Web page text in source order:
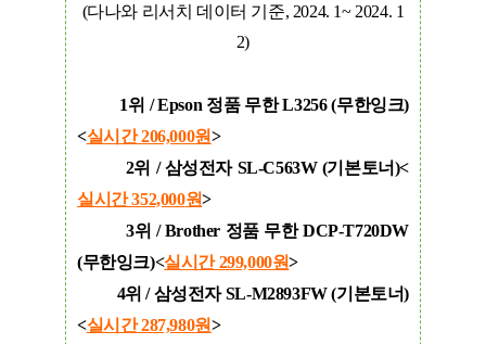
(다나와 리서치 데이터 기준, 2024. 1~ 2024. 1
2)
1위 / Epson 정품 무한 L3256 (무한잉크)
<실시간 206,000원>
2위 / 삼성전자 SL-C563W (기본토너)<
실시간 352,000원>
3위 / Brother 정품 무한 DCP-T720DW
(무한잉크)<실시간 299,000원>
4위 / 삼성전자 SL-M2893FW (기본토너)
<실시간 287,980원>